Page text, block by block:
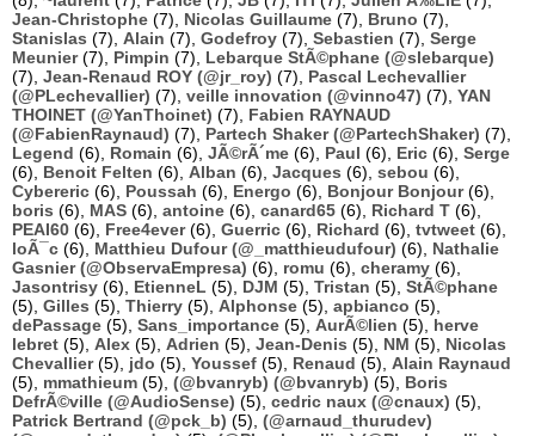
Jean-Christophe (7), Nicolas Guillaume (7), Bruno (7),
Stanislas (7), Alain (7), Godefroy (7), Sebastien (7), Serge
Meunier(7), Pimpin (7), Lebarque StÃ©phane (@slebarque)
(7), Jean-Renaud ROY (@jr_roy) (7), Pascal Lechevallier
(@PLechevallier) (7), veille innovation (@vinno47) (7), YAN
THOINET (@YanThoinet) (7), Fabien RAYNAUD
(@FabienRaynaud) (7), Partech Shaker (@PartechShaker) (7),
Legend (6), Romain (6), JÃ©rÃ´me (6), Paul (6), Eric (6), Serge
(6), Benoit Felten (6), Alban (6), Jacques (6), sebou (6),
Cybereric (6), Poussah (6), Energo (6), Bonjour Bonjour(6),
boris (6), MAS (6), antoine (6), canard65 (6), Richard T (6),
PEAI60 (6), Free4ever(6), Guerric (6), Richard (6), tvtweet (6),
loÃ¯c (6), Matthieu Dufour (@_matthieudufour) (6), Nathalie
Gasnier (@ObservaEmpresa) (6), romu (6), cheramy (6),
Jasontrisy (6), EtienneL (5), DJM (5), Tristan (5), StÃ©phane
(5), Gilles (5), Thierry (5), Alphonse (5), apbianco (5),
dePassage (5), Sans_importance (5), AurÃ©lien (5), herve
lebret (5), Alex (5), Adrien (5), Jean-Denis (5), NM (5), Nicolas
Chevallier(5), jdo (5), Youssef (5), Renaud (5), Alain Raynaud
(5), mmathieum (5), (@bvanryb) (@bvanryb) (5), Boris
DefrÃ©ville (@AudioSense) (5), cedric naux (@cnaux) (5),
Patrick Bertrand (@pck_b) (5), (@arnaud_thurudev)